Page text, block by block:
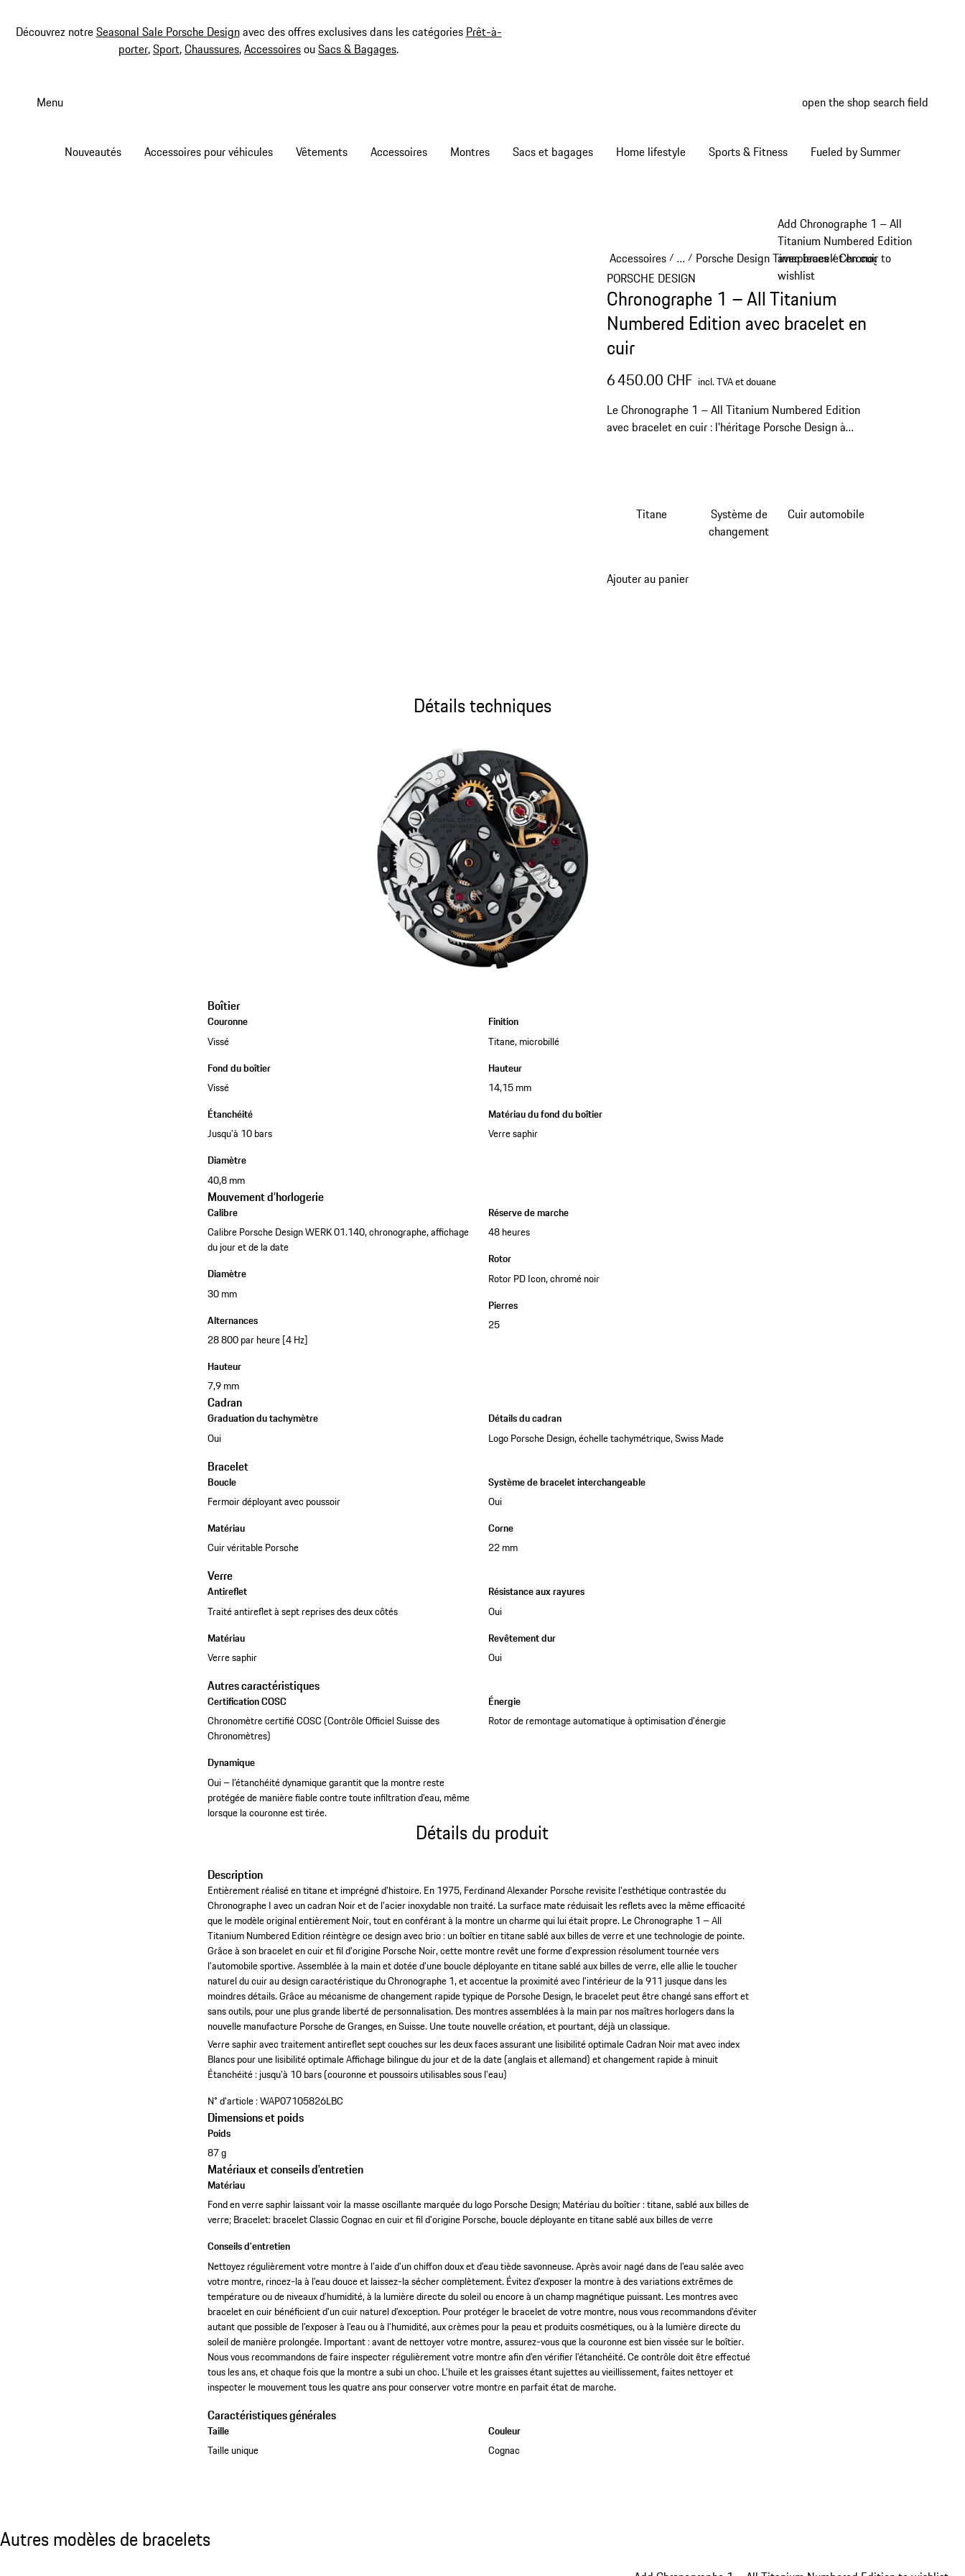
Découvrez notreSeasonal Sale Porsche Designavec des offres exclusives dans les catégories Prêt-à-
porter,Sport,Chaussures,AccessoiresouSacs & Bagages.
Menu open the shop search field
Nouveautés Accessoires pour véhicules Vêtements Accessoires Montres Sacs et bagages Home lifestyle Sports & Fitness Fueled by Summer
Add Chronographe 1 – All
Titanium Numbered Edition
avec bracelet en cuir to
wishlist
Accessoires/ …
Reveal collapsed breadcrumb items
/ Porsche Design Timepieces/Chronographe 1
PORSCHE DESIGN
Chronographe 1 – All Titanium
Numbered Edition avec bracelet en
cuir
6 450.00 CHF incl. TVA et douane
Le Chronographe 1 – All Titanium Numbered Edition
avec bracelet en cuir : l'héritage Porsche Design à
Titane
Système de
changement
Cuir automobile
Ajouter au panier
Détails techniques
Boîtier
Couronne
Vissé
Fond du boîtier
Vissé
Étanchéité
Jusqu'à 10 bars
Diamètre
40,8 mm
Finition
Titane, microbillé
Hauteur
14,15 mm
Matériau du fond du boîtier
Verre saphir
Mouvement d’horlogerie
Calibre
Calibre Porsche Design WERK 01.140, chronographe, affichage
du jour et de la date
Diamètre
30 mm
Alternances
28 800 par heure [4 Hz]
Hauteur
7,9 mm
Réserve de marche
48 heures
Rotor
Rotor PD Icon, chromé noir
Pierres
25
Cadran
Graduation du tachymètre
Oui
Détails du cadran
Logo Porsche Design, échelle tachymétrique, Swiss Made
Bracelet
Boucle
Fermoir déployant avec poussoir
Matériau
Cuir véritable Porsche
Système de bracelet interchangeable
Oui
Corne
22 mm
Verre
Antireflet
Traité antireflet à sept reprises des deux côtés
Matériau
Verre saphir
Résistance aux rayures
Oui
Revêtement dur
Oui
Autres caractéristiques
Certification COSC
Chronomètre certifié COSC (Contrôle Officiel Suisse des
Chronomètres)
Dynamique
Oui – l’étanchéité dynamique garantit que la montre reste
protégée de manière fiable contre toute infiltration d’eau, même
lorsque la couronne est tirée.
Énergie
Rotor de remontage automatique à optimisation d'énergie
Détails du produit
Description
Entièrement réalisé en titane et imprégné d'histoire. En 1975, Ferdinand Alexander Porsche revisite l'esthétique contrastée du
Chronographe I avec un cadran Noir et de l'acier inoxydable non traité. La surface mate réduisait les reflets avec la même efficacité
que le modèle original entièrement Noir, tout en conférant à la montre un charme qui lui était propre. Le Chronographe 1 – All
Titanium Numbered Edition réintègre ce design avec brio : un boîtier en titane sablé aux billes de verre et une technologie de pointe.
Grâce à son bracelet en cuir et fil d'origine Porsche Noir, cette montre revêt une forme d'expression résolument tournée vers
l'automobile sportive. Assemblée à la main et dotée d'une boucle déployante en titane sablé aux billes de verre, elle allie le toucher
naturel du cuir au design caractéristique du Chronographe 1, et accentue la proximité avec l'intérieur de la 911 jusque dans les
moindres détails. Grâce au mécanisme de changement rapide typique de Porsche Design, le bracelet peut être changé sans effort et
sans outils, pour une plus grande liberté de personnalisation. Des montres assemblées à la main par nos maîtres horlogers dans la
nouvelle manufacture Porsche de Granges, en Suisse. Une toute nouvelle création, et pourtant, déjà un classique.
Verre saphir avec traitement antireflet sept couches sur les deux faces assurant une lisibilité optimaleCadran Noir mat avec index
Blancs pour une lisibilité optimaleAffichage bilingue du jour et de la date (anglais et allemand) et changement rapide à minuit
Étanchéité : jusqu'à 10 bars (couronne et poussoirs utilisables sous l'eau)
N° d'article :WAP07105826LBC
Dimensions et poids
Poids
87 g
Matériaux et conseils d'entretien
Matériau
Fond en verre saphir laissant voir la masse oscillante marquée du logo Porsche Design; Matériau du boîtier : titane, sablé aux billes de
verre; Bracelet: bracelet Classic Cognac en cuir et fil d'origine Porsche, boucle déployante en titane sablé aux billes de verre
Conseils d'entretien
Nettoyez régulièrement votre montre à l’aide d’un chiffon doux et d’eau tiède savonneuse. Après avoir nagé dans de l’eau salée avec
votre montre, rincez-la à l’eau douce et laissez-la sécher complètement. Évitez d’exposer la montre à des variations extrêmes de
température ou de niveaux d’humidité, à la lumière directe du soleil ou encore à un champ magnétique puissant. Les montres avec
bracelet en cuir bénéficient d’un cuir naturel d’exception. Pour protéger le bracelet de votre montre, nous vous recommandons d’éviter
autant que possible de l’exposer à l’eau ou à l’humidité, aux crèmes pour la peau et produits cosmétiques, ou à la lumière directe du
soleil de manière prolongée. Important : avant de nettoyer votre montre, assurez-vous que la couronne est bien vissée sur le boîtier.
Nous vous recommandons de faire inspecter régulièrement votre montre afin d’en vérifier l’étanchéité. Ce contrôle doit être effectué
tous les ans, et chaque fois que la montre a subi un choc. L’huile et les graisses étant sujettes au vieillissement, faites nettoyer et
inspecter le mouvement tous les quatre ans pour conserver votre montre en parfait état de marche.
Caractéristiques générales
Taille
Taille unique
Couleur
Cognac
Autres modèles de bracelets
Autres modèles de bracelets